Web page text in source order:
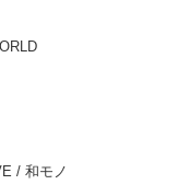
/ 和モノ